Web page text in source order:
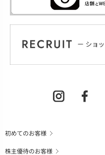
初めてのお客様
株主優待のお客様